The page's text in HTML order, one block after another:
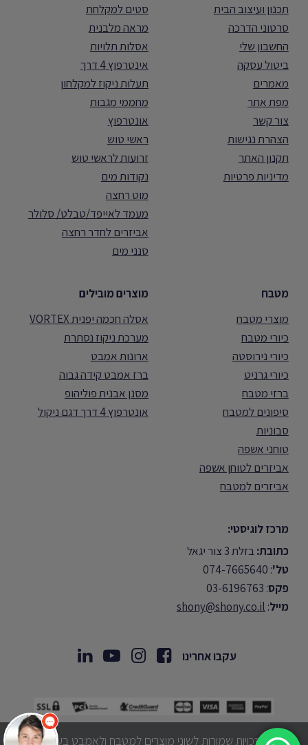
תכנון ועיצוב הבית
סרטוני הדרכה
החשבון שלי
ביטול עסקה
מאמרים
מפת אתר
צור קשר
הצהרת נגישות
תקנון האתר
מדיניות פרטיות
סטים למקלחת
מראה מלבנית
אסלות תלויות
אינטרפוץ 4 דרך
תעלות ניקוז למקלחון
מחממי מגבות
אונטרפוץ
ראשי טוש
זרועות לראשי טוש
נקודות מים
מוט רחצה
מעמד לאייפד/טבלט/ סלולר
אביזרים לחדר רחצה
סנני מים
מטבח
מוצרי מטבח
כיורי מטבח
כיורי נירוסטה
כיורי גרניט
ברזי מטבח
סיפונים למטבח
סבוניות
טוחני אשפה
אביזרים לטוחן אשפה
אביזרים למטבח
מוצרים מובילים
אסלה חכמה יפנית VORTEX
מערכת ניקוז נסתרת
ארונות אמבט
ברז אמבט קידה גבוה
מסנן אבנית פוליהופ
אונטרפוץ 4 דרך דגם ניקול
מרכז לוגיסטי:
כתובת:בזלת 3 צור יגאל
טל': 074-7665640
פקס: 03-6196763
מייל:
shony@shony.co.il
עקבו אחרינו
© כל הזכויות שמורות לשוני מוצרים למטבח ולאמבט בע״מ 2026
שלום 👋 אני
הצ'אטבוט של האתר!